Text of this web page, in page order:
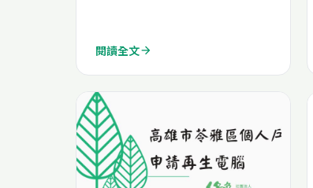
閱讀全文arrow_forward